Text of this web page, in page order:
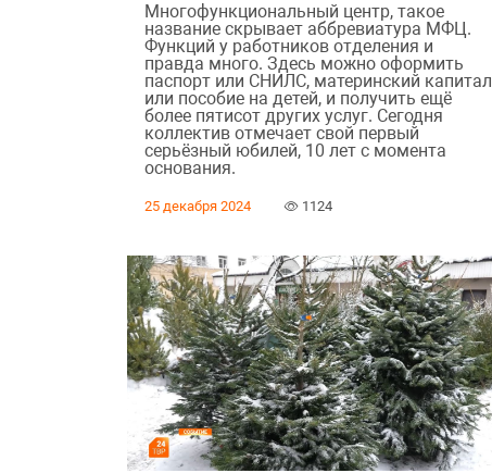
Многофункциональный центр, такое
название скрывает аббревиатура МФЦ.
Функций у работников отделения и
правда много. Здесь можно оформить
паспорт или СНИЛС, материнский капитал
или пособие на детей, и получить ещё
более пятисот других услуг. Сегодня
коллектив отмечает свой первый
серьёзный юбилей, 10 лет с момента
основания.
25 декабря 2024 1124